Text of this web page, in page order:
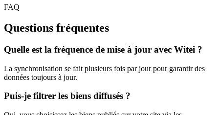
FAQ
Questions fréquentes
Quelle est la fréquence de mise à jour avec Witei ?
La synchronisation se fait plusieurs fois par jour pour garantir des
données toujours à jour.
Puis-je filtrer les biens diffusés ?